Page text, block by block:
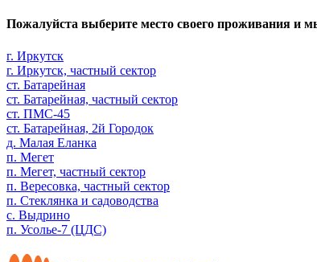
Пожалуйста выберите место своего проживания
г. Иркутск
г. Иркутск, частный сектор
ст. Батарейная
ст. Батарейная, частный сектор
ст. ПМС-45
ст. Батарейная, 2й Городок
д. Малая Еланка
п. Мегет
п. Мегет, частный сектор
п. Вересовка, частный сектор
п. Стеклянка и садоводства
с. Выдрино
п. Усолье-7 (ЦДС)